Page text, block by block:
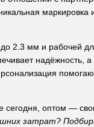
маркировка
2.3 мм и рабочей
надёжность,
оптом —
затрат?